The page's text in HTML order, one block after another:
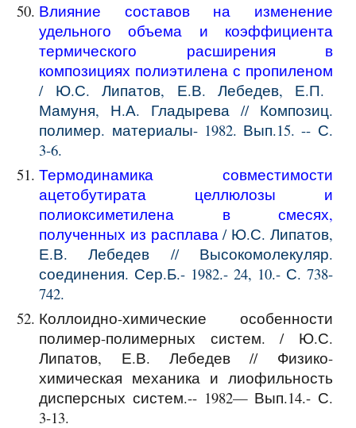
Влияние составов на изменение
удельного объема и коэффициента
термического расширения в
композициях полиэтилена с пропиленом
/ Ю.С. Липатов, Е.В. Лебедев, Е.П.
Мамуня, Н.А. Гладырева // Композиц.
полимер. материалы- 1982. Вып.15. -- С.
3-6.
Термодинамика совместимости
ацетобутирата целлюлозы и
полиоксиметилена в смесях,
полученных из расплава/ Ю.С. Липатов,
Е.В. Лебедев // Высокомолекуляр.
соединения. Сер.Б.- 1982.- 24, 10.- С. 738-
742.
Коллоидно-химические особенности
полимер-полимерных систем. / Ю.С.
Липатов, Е.В. Лебедев // Физико-
химическая механика и лиофильность
дисперсных систем.-- 1982— Вып.14.- С.
3-13.